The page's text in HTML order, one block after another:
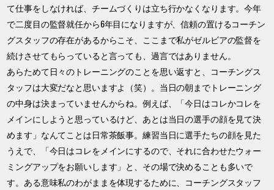
て仕事をしなければ、チームづくりは立ち行かなくなります。今年
で二度目の監督就任から6年目になりますが、信頼の置けるコーチン
グスタッフの存在があるからこそ、ここまで私がゼルビアの監督を
続けさせてもらっていると言っても、過言ではありません。
あらためて日々のトレーニングのことを思い返すと、コーチングス
タッフは大変だなと思いますよ（笑）。当日の朝までトレーニング
の中身は決まっていませんからね。例えば、「今日はコレかコレを
メインにしようと思っているけど、あとは当日の選手の顔を見て決
めます」なんてことは日常茶飯事。練習当日に選手たちの顔を見た
うえで、「今日はコレをメインにするので、それに合わせたウォー
ミングアップをお願いします」と、その場で決めることも多いで
す。ある意味私のわがままを体現するために、コーチングスタッフ